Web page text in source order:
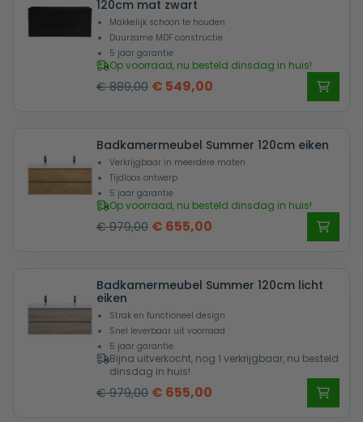
120cm mat zwart
Makkelijk schoon te houden
Duurzame MDF constructie
5 jaar garantie
Op voorraad, nu besteld dinsdag in huis!
€889,00 Oorspronkelijke
was:
€ 889,00.
€ 549,00
is:
€ 549,00.
Badkamermeubel Summer 120cm eiken
Verkrijgbaar in meerdere maten
Tijdloos ontwerp
5 jaar garantie
Op voorraad, nu besteld dinsdag in huis!
€979,00 Oorspronkelijke
was:
€ 979,00.
€ 655,00
is:
€ 655,00.
Badkamermeubel Summer 120cm licht
eiken
Strak en functioneel design
Snel leverbaar uit voorraad
5 jaar garantie
Bijna uitverkocht, nog 1 verkrijgbaar, nu besteld
dinsdag in huis!
€979,00 Oorspronkelijke
€ 655,00